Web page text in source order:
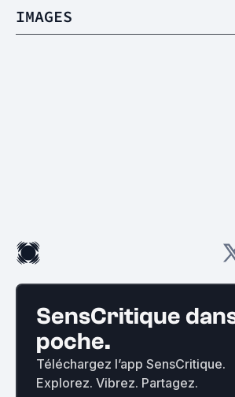
IMAGES
SensCritique
poche.
Téléchargez l’app SensCritique.
Explorez. Vibrez. Partagez.